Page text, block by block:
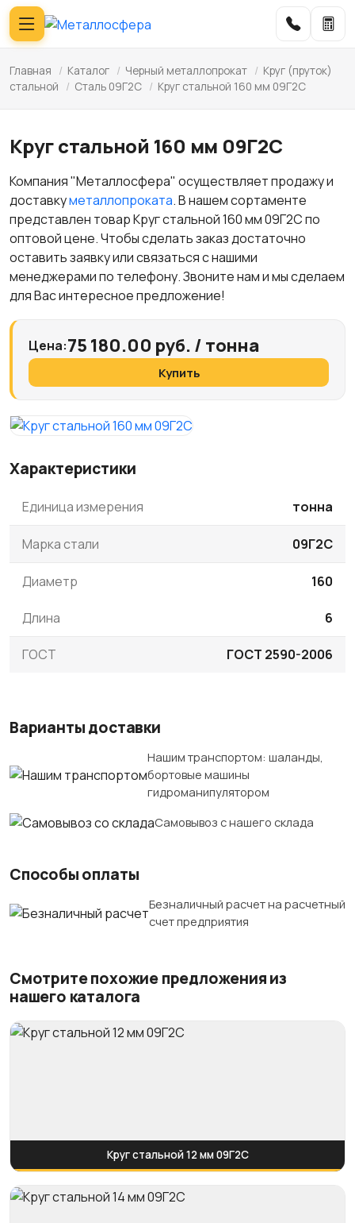
Главная / Каталог / Черный металлопрокат / Круг (пруток)
стальной
/ Сталь 09Г2С / Круг стальной 160 мм 09Г2С
Круг стальной 160 мм 09Г2С
Компания "Металлосфера" осуществляет продажу и
доставкуметаллопроката. В нашем сортаменте
представлен товар Круг стальной 160 мм 09Г2С по
оптовой цене. Чтобы сделать заказ достаточно
оставить заявку или связаться с нашими
менеджерами по телефону. Звоните нам и мы сделаем
для Вас интересное предложение!
Цена:75 180.00 руб. / тонна
Купить
Характеристики
Единица измерения тонна
Марка стали 09Г2С
Диаметр 160
Длина 6
ГОСТ ГОСТ 2590-2006
Варианты доставки
Нашим транспортом: шаланды,
бортовые машины
гидроманипулятором
Самовывоз с нашего склада
Способы оплаты
Безналичный расчет на расчетный
счет предприятия
Смотрите похожие предложения из
нашего каталога
Круг стальной 12 мм 09Г2С